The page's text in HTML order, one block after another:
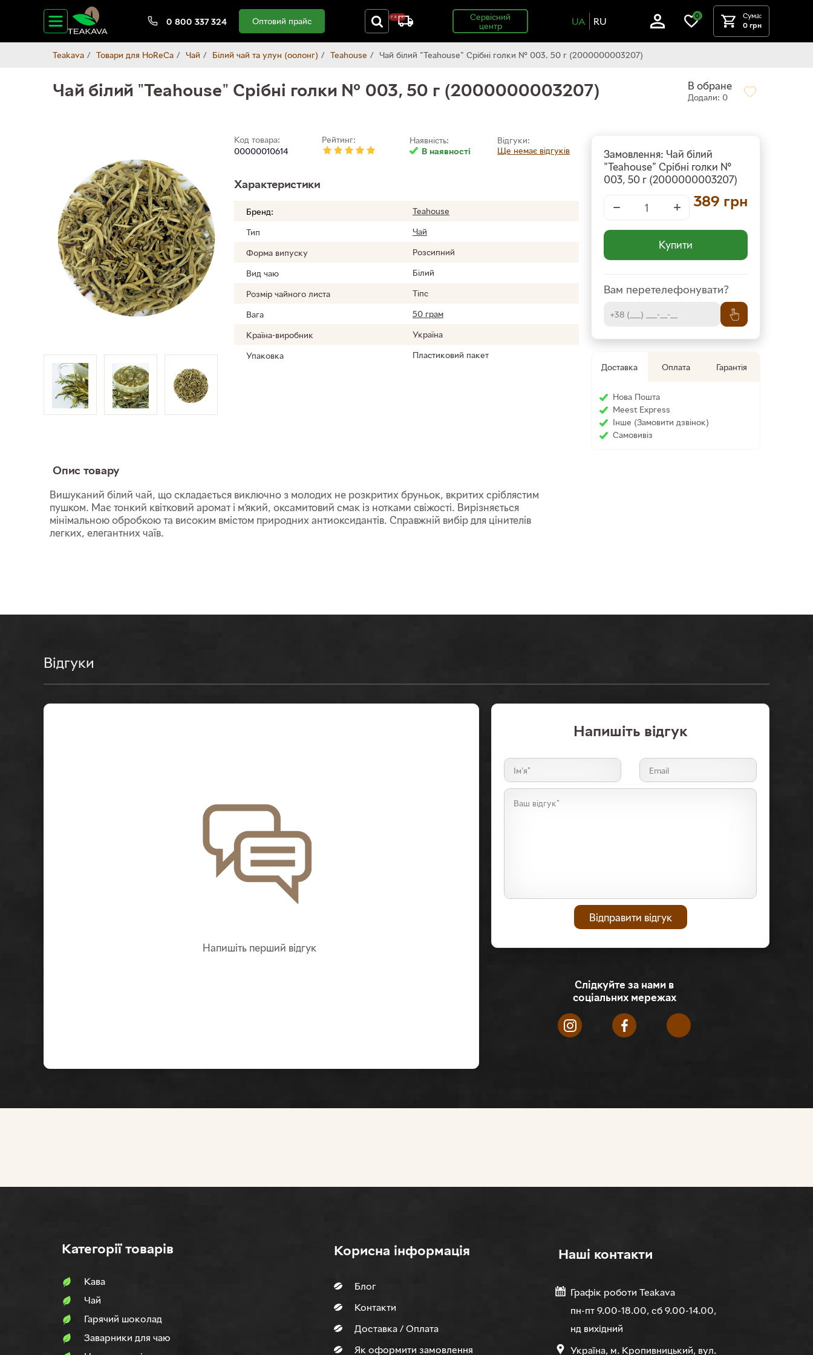
0 800 337 324 Оптовий прайс
Сервісний
центр
UA RU 0
Сума:
0 грн
Teakava Товари для HoReCa Чай Білий чай та улун (оолонг) Teahouse Чай білий "Teahouse" Срібні голки № 003, 50 г (2000000003207)
Чай білий "Teahouse" Срібні голки № 003, 50 г (2000000003207) В обране
Додали: 0
Код товара:
00000010614
Рейтинг:
Наявність:
В наявності
Відгуки:
Ще немає відгуків
Характеристики
Бренд: Teahouse
Тип Чай
Форма випуску Розсипний
Вид чаю Білий
Розмір чайного листа Тіпс
Вага 50 грам
Країна-виробник Україна
Упаковка Пластиковий пакет
Замовлення: Чай білий
"Teahouse" Срібні голки №
003, 50 г (2000000003207)
− + 389 грн
Купити
Вам перетелефонувати?
Доставка Оплата Гарантія
Нова Пошта
Meest Express
Інше (Замовити дзвінок)
Cамовивіз
Опис товару
Вишуканий білий чай, що складається виключно з молодих не розкритих бруньок, вкритих сріблястим
пушком. Має тонкий квітковий аромат і м’який, оксамитовий смак із нотками свіжості. Вирізняється
мінімальною обробкою та високим вмістом природних антиоксидантів. Справжній вибір для цінителів
легких, елегантних чаїв.
Відгуки
Напишіть перший вiдгук
Напишiть відгук
Слідкуйте за нами в
соціальних мережах
Категорії товарів
Кава
Чай
Гарячий шоколад
Заварники для чаю
Корисна інформація
Блог
Контакти
Доставка / Оплата
Як оформити замовлення
Нашi контакти
Графік роботи Teakava
пн-пт 9.00-18.00, сб 9.00-14.00,
нд вихідний
Україна, м. Кропивницький, вул.